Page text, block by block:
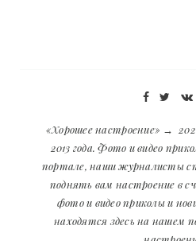
«Хорошее настроение» →
2013 года. Фото и видео
портале, наши журналисты
поднять вам настроение в
фото и видео приколы и
находятся здесь на нашем